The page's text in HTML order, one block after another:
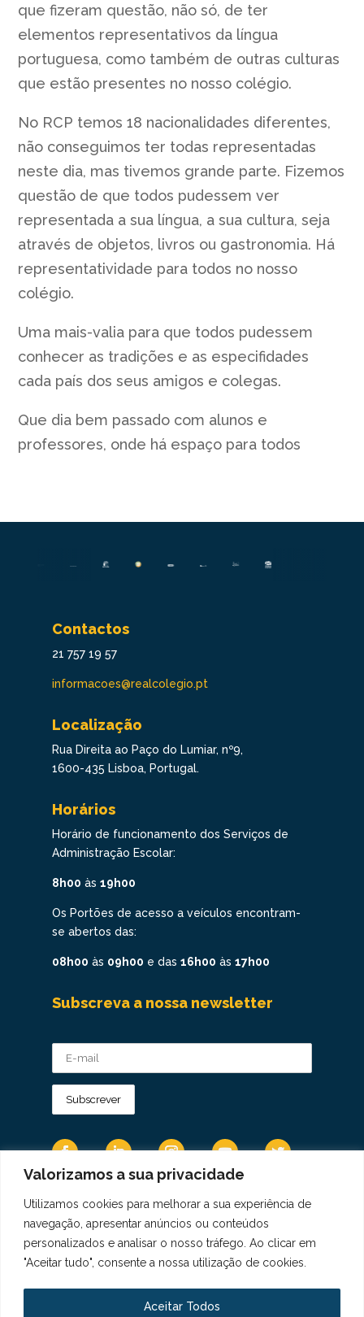
Valorizamos a sua privacidade
Utilizamos cookies para melhorar a sua experiência de
navegação, apresentar anúncios ou conteúdos
personalizados e analisar o nosso tráfego. Ao clicar em
"Aceitar tudo", consente a nossa utilização de cookies.
Aceitar Todos
que fizeram questão, não só, de ter
elementos representativos da língua
portuguesa, como também de outras culturas
que estão presentes no nosso colégio.
No RCP temos 18 nacionalidades diferentes,
não conseguimos ter todas representadas
neste dia, mas tivemos grande parte. Fizemos
questão de que todos pudessem ver
representada a sua língua, a sua cultura, seja
através de objetos, livros ou gastronomia. Há
representatividade para todos no nosso
colégio.
Uma mais-valia para que todos pudessem
conhecer as tradições e as especifidades
cada país dos seus amigos e colegas.
Que dia bem passado com alunos e
professores, onde há espaço para todos
Contactos
21 757 19 57
informacoes@realcolegio.pt
Localização
Rua Direita ao Paço do Lumiar, nº9,
1600-435 Lisboa, Portugal.
Horários
Horário de funcionamento dos Serviços de
Administração Escolar:
8h00 às 19h00
Os Portões de acesso a veículos encontram-
se abertos das:
08h00 às 09h00 e das 16h00 às 17h00
Subscreva a nossa newsletter
Os Dados Pessoais são tratados de acordo
com a Diretiva 95/46/CE do Regulamento
Geral sobre a Proteção de Dados.
Copyright © 2021 Real Colégio de Portugal.
Todos os direitos revervados. Conheça a nossa
Política de Privacidadeaqui